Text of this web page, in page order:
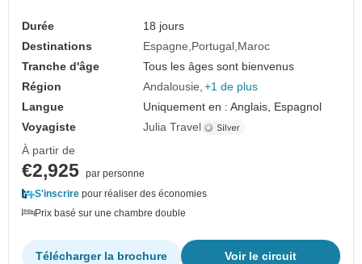
Durée
18 jours
Destinations
Espagne Portugal Maroc
Tranche d'âge
Tous les âges sont bienvenus
Région
Andalousie +1 de plus
Langue
Uniquement en : Anglais, Espagnol
Voyagiste
Julia Travel
À partir de
€2,925 par personne
S'inscrire pour réaliser des économies
Prix basé sur une chambre double
Voir le circuit
Télécharger la brochure